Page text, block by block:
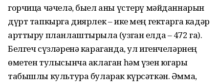
горчица чәчелә, быел аны үстерү мәйданнарын
дүрт тапкырга диярлек – ике мең гектарга кадәр
арттыру планлаштырыла (узган елда – 472 га).
Белгеч сүзләренә караганда, ул игенчеләрнең
өметен тулысынча аклаган һәм үзен югары
табышлы культура буларак күрсәткән. Әмма,